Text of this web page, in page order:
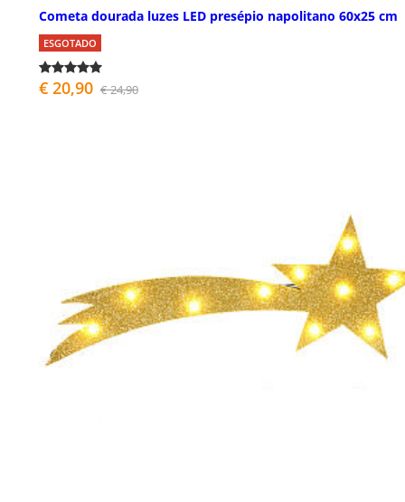
Cometa dourada luzes LED presépio napolitano 60x25 cm
ESGOTADO
€ 20,90 € 24,90